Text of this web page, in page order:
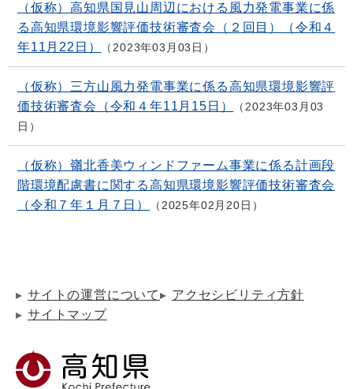
（仮称）高知県国見山周辺における風力発電事業に係
る高知県環境影響評価技術審査会（２回目）（令和４
年11月22日）
2023年03月03日
（仮称）三方山風力発電事業に係る高知県環境影響評
価技術審査会（令和４年11月15日）
2023年03月03
日
（仮称）嶺北香美ウィンドファーム事業に係る計画段
階環境配慮書に関する高知県環境影響評価技術審査会
（令和７年１月７日）
2025年02月20日
サイトの運営について
アクセシビリティ方針
サイトマップ